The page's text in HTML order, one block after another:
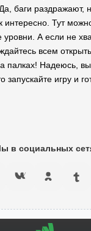
баги раздражают,
интересно. Тут
уровни. А если не
всем
палках! Надеюсь,
запускайте игру и
в социальных